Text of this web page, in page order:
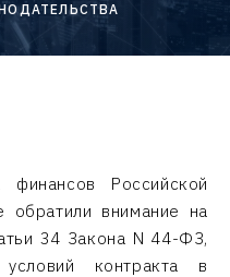
финансов Российской
внимание на
34 Закона N 44-ФЗ,
контракта в